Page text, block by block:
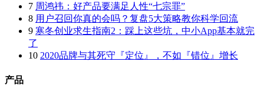
7 周鸿祎：好产品要满足人性“七宗罪”
8 用户召回你真的会吗？复盘5大策略教你科学回流
9 寒冬创业求生指南2：踩上这些坑，中小App基本就完
了
10 2020品牌与其死守『定位』，不如『错位』增长
产品